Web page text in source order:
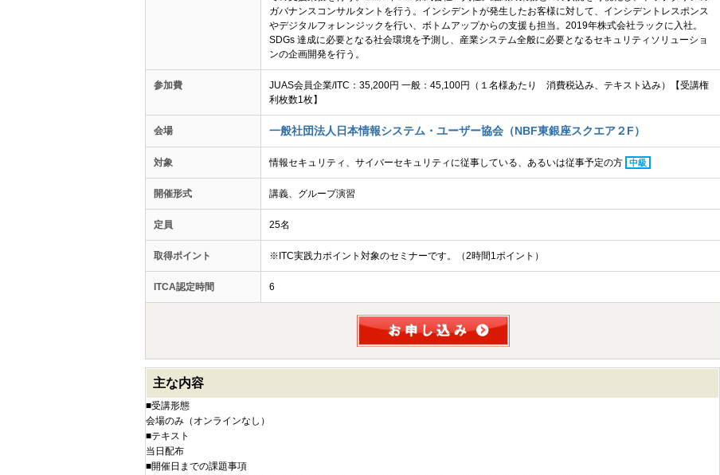
ガバナンスコンサルタントを行う。インシデントが発生したお客様に対して、インシデントレスポンス
やデジタルフォレンジックを行い、ボトムアップからの支援も担当。2019年株式会社ラックに入社。
SDGs 達成に必要となる社会環境を予測し、産業システム全般に必要となるセキュリティソリューショ
ンの企画開発を行う。
参加費
JUAS会員企業/ITC：35,200円 一般：45,100円（１名様あたり 消費税込み、テキスト込み）【受講権
利枚数1枚】
会場 一般社団法人日本情報システム・ユーザー協会（NBF東銀座スクエア２F）
対象 情報セキュリティ、サイバーセキュリティに従事している、あるいは従事予定の方 中級
開催形式 講義、グループ演習
定員 25名
取得ポイント ※ITC実践力ポイント対象のセミナーです。（2時間1ポイント）
ITCA認定時間 6
主な内容
■受講形態
会場のみ（オンラインなし）
■テキスト
当日配布
■開催日までの課題事項